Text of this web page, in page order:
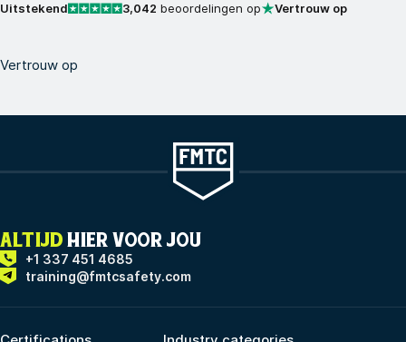
Uitstekend 3,042 beoordelingen op Vertrouw op
Vertrouw op
ALTIJD HIER VOOR JOU
+1 337 451 4685
training@fmtcsafety.com